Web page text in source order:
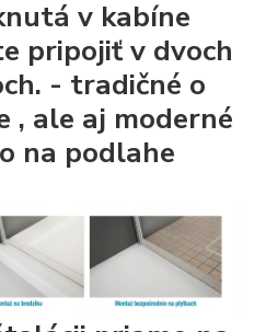
v kabíne
pripojiťv dvoch
- tradičné o
, ale aj moderné
na podlahe